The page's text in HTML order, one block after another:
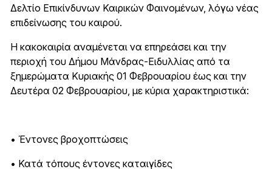
Δελτίο Επικίνδυνων Καιρικών Φαινομένων, λόγω νέας
επιδείνωσης του καιρού.
Η κακοκαιρία αναμένεται να επηρεάσει και την
περιοχή του Δήμου Μάνδρας-Ειδυλλίας από τα
ξημερώματα Κυριακής 01 Φεβρουαρίου έως και την
Δευτέρα 02 Φεβρουαρίου, με κύρια χαρακτηριστικά:
• Έντονες βροχοπτώσεις
• Κατά τόπους έντονες καταιγίδες